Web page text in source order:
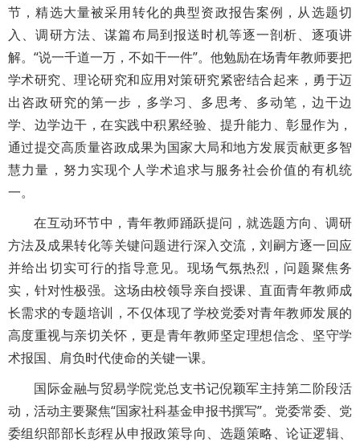
节，精选大量被采用转化的典型资政报告案例，从选题切
入、调研方法、谋篇布局到报送时机等逐一剖析、逐项讲
解。“说一千道一万，不如干一件”。他勉励在场青年教师要把
学术研究、理论研究和应用对策研究紧密结合起来，勇于迈
出咨政研究的第一步，多学习、多思考、多动笔，边干边
学、边学边干，在实践中积累经验、提升能力、彰显作为，
通过提交高质量咨政成果为国家大局和地方发展贡献更多智
慧力量，努力实现个人学术追求与服务社会价值的有机统
一。
在互动环节中，青年教师踊跃提问，就选题方向、调研
方法及成果转化等关键问题进行深入交流，刘嗣方逐一回应
并给出切实可行的指导意见。现场气氛热烈，问题聚焦务
实，针对性极强。这场由校领导亲自授课、直面青年教师成
长需求的专题培训，不仅体现了学校党委对青年教师发展的
高度重视与亲切关怀，更是青年教师坚定理想信念、坚守学
术报国、肩负时代使命的关键一课。
国际金融与贸易学院党总支书记倪颖军主持第二阶段活
动，活动主要聚焦“国家社科基金申报书撰写”。党委常委、党
委组织部部长彭程从申报政策导向、选题策略、论证逻辑、